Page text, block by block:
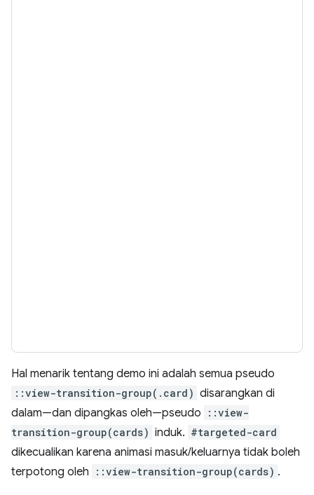
Hal menarik tentang demo ini adalah semua pseudo
::view-transition-group(.card) disarangkan di
dalam—dan dipangkas oleh—pseudo
::view-
transition-group(cards) induk. #targeted-card
dikecualikan karena animasi masuk/keluarnya tidak boleh
terpotong oleh
::view-transition-group(cards) .